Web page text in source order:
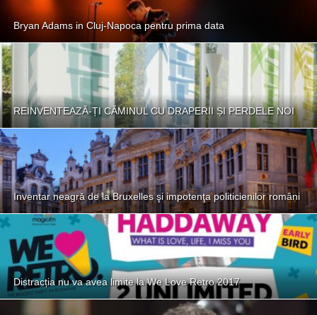
Bryan Adams in Cluj-Napoca pentru prima data
REINVENTEAZĂ-ȚI CĂMINUL CU DRAPERII ȘI PERDELE NOI
Inventar neagră de la Bruxelles şi impotenţa politicienilor români
Distracția nu va avea limite la We Love Retro 2017